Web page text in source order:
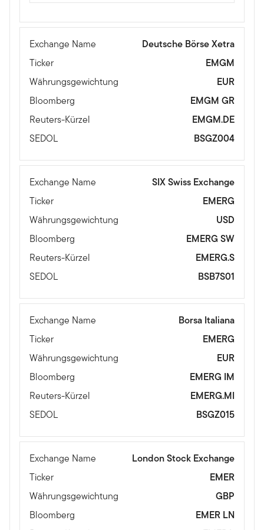
Exchange Name
Deutsche Börse Xetra
Ticker
EMGM
Währungsgewichtung
EUR
Bloomberg
EMGM GR
Reuters-Kürzel
EMGM.DE
SEDOL
BSGZ004
Exchange Name
SIX Swiss Exchange
Ticker
EMERG
Währungsgewichtung
USD
Bloomberg
EMERG SW
Reuters-Kürzel
EMERG.S
SEDOL
BSB7S01
Exchange Name
Borsa Italiana
Ticker
EMERG
Währungsgewichtung
EUR
Bloomberg
EMERG IM
Reuters-Kürzel
EMERG.MI
SEDOL
BSGZ015
Exchange Name
London Stock Exchange
Ticker
EMER
Währungsgewichtung
GBP
Bloomberg
EMER LN